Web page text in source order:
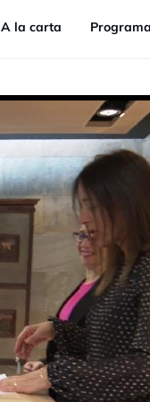
A la carta